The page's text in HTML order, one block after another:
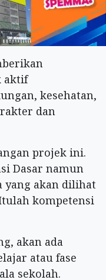
aktif
kesehatan,
dan
projek ini.
Dasar namun
yang akan dilihat
kompetensi
akan ada
atau fase
sekolah.